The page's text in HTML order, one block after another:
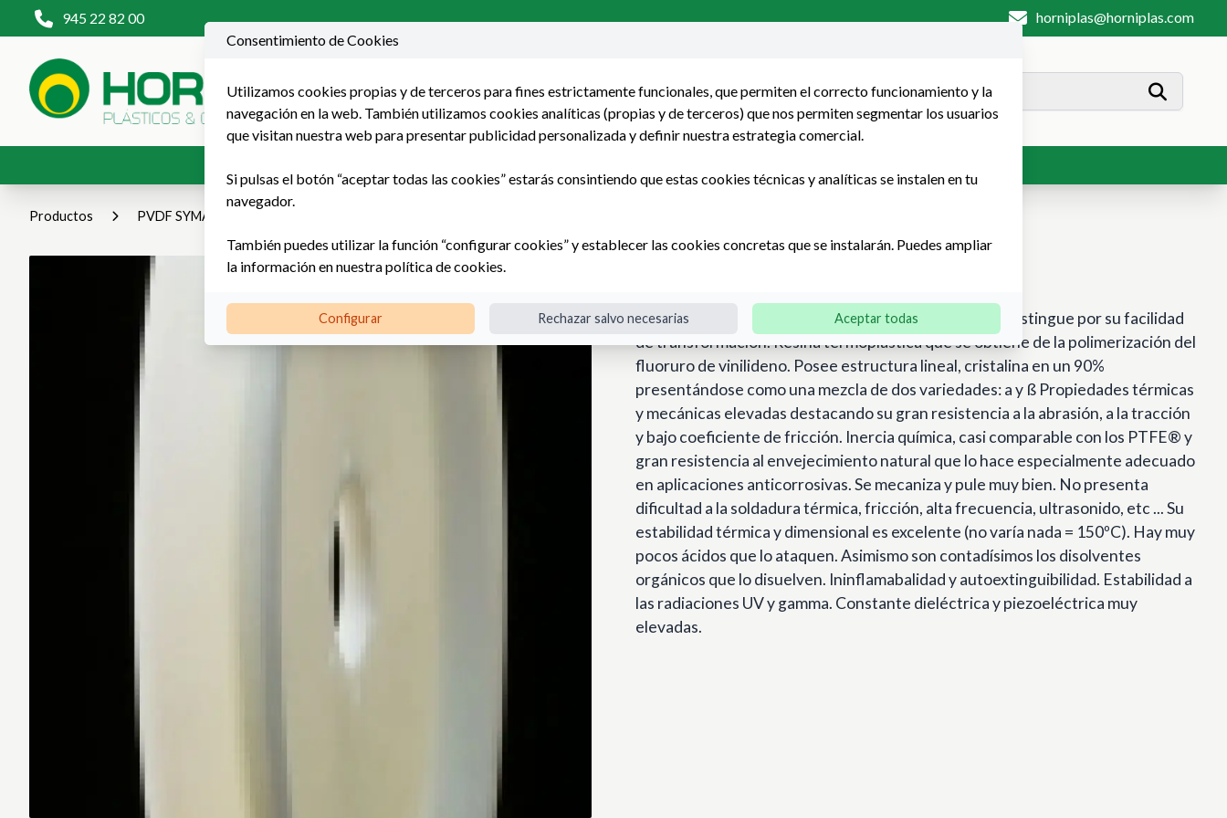
945 22 82 00 horniplas@horniplas.com
Productos PVDF SYMALIT®
Pertenece a la familia de los polímeros fluorados y se distingue por su facilidad
de transformación. Resina termoplástica que se obtiene de la polimerización del
fluoruro de vinilideno. Posee estructura lineal, cristalina en un 90%
presentándose como una mezcla de dos variedades: a y ß Propiedades térmicas
y mecánicas elevadas destacando su gran resistencia a la abrasión, a la tracción
y bajo coeficiente de fricción. Inercia química, casi comparable con los PTFE® y
gran resistencia al envejecimiento natural que lo hace especialmente adecuado
en aplicaciones anticorrosivas. Se mecaniza y pule muy bien. No presenta
dificultad a la soldadura térmica, fricción, alta frecuencia, ultrasonido, etc ... Su
estabilidad térmica y dimensional es excelente (no varía nada = 150ºC). Hay muy
pocos ácidos que lo ataquen. Asimismo son contadísimos los disolventes
orgánicos que lo disuelven. Ininflamabalidad y autoextinguibilidad. Estabilidad a
las radiaciones UV y gamma. Constante dieléctrica y piezoeléctrica muy
elevadas.
Consentimiento de Cookies
Utilizamos cookies propias y de terceros para fines estrictamente funcionales, que permiten el correcto funcionamiento y la
navegación en la web. También utilizamos cookies analíticas (propias y de terceros) que nos permiten segmentar los usuarios
que visitan nuestra web para presentar publicidad personalizada y definir nuestra estrategia comercial.
Si pulsas el botón “aceptar todas las cookies” estarás consintiendo que estas cookies técnicas y analíticas se instalen en tu
navegador.
También puedes utilizar la función “configurar cookies” y establecer las cookies concretas que se instalarán. Puedes ampliar
la información en nuestrapolítica de cookies.
Configurar Rechazar salvo necesarias Aceptar todas